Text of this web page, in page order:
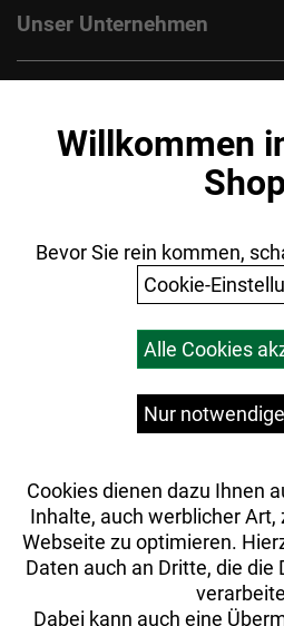
Unser Unternehmen
Datenschutz
Ihr Einkauf
Versandkosten
Willkommen
Bevor Sie rein kommen,
Cookie-
Alle Cookies
Nur
Cookies dienen dazu Ihnen
Inhalte, auch werblicher Art,
Webseite zu optimieren.
Daten auch an Dritte, die die
Dabei kann auch eine